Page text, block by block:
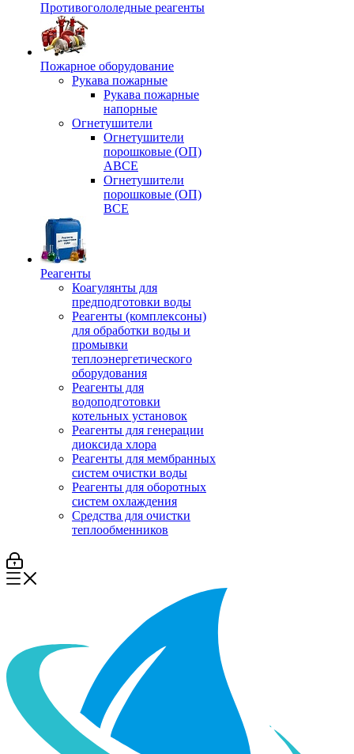
Противогололедные реагенты
Пожарное оборудование
Рукава пожарные
Рукава пожарные
напорные
Огнетушители
Огнетушители
порошковые (ОП)
АВСЕ
Огнетушители
порошковые (ОП)
ВСЕ
Реагенты
Коагулянты для
предподготовки воды
Реагенты (комплексоны)
для обработки воды и
промывки
теплоэнергетического
оборудования
Реагенты для
водоподготовки
котельных установок
Реагенты для генерации
диоксида хлора
Реагенты для мембранных
систем очистки воды
Реагенты для оборотных
систем охлаждения
Средства для очистки
теплообменников